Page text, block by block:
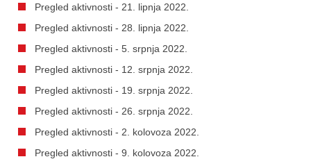
Pregled aktivnosti - 21. lipnja 2022.
Pregled aktivnosti - 28. lipnja 2022.
Pregled aktivnosti - 5. srpnja 2022.
Pregled aktivnosti - 12. srpnja 2022.
Pregled aktivnosti - 19. srpnja 2022.
Pregled aktivnosti - 26. srpnja 2022.
Pregled aktivnosti - 2. kolovoza 2022.
Pregled aktivnosti - 9. kolovoza 2022.